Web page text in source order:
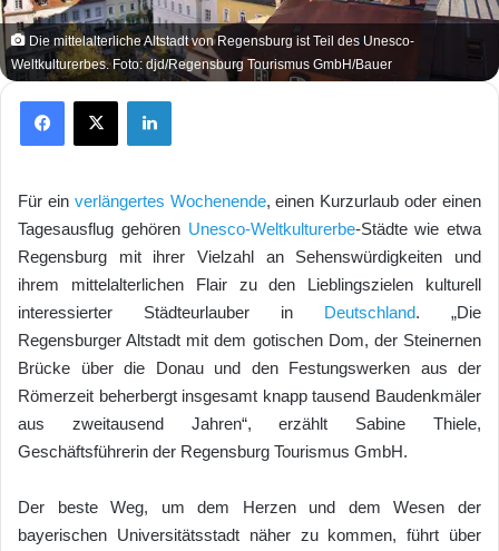
Die mittelalterliche Altstadt von Regensburg ist Teil des Unesco-
Weltkulturerbes. Foto: djd/Regensburg Tourismus GmbH/Bauer
X
Für ein verlängertes Wochenende, einen Kurzurlaub oder einen
Tagesausflug gehören Unesco-Weltkulturerbe-Städte wie etwa
Regensburg mit ihrer Vielzahl an Sehenswürdigkeiten und
ihrem mittelalterlichen Flair zu den Lieblingszielen kulturell
interessierter Städteurlauber in Deutschland. „Die
Regensburger Altstadt mit dem gotischen Dom, der Steinernen
Brücke über die Donau und den Festungswerken aus der
Römerzeit beherbergt insgesamt knapp tausend Baudenkmäler
aus zweitausend Jahren“, erzählt Sabine Thiele,
Geschäftsführerin der Regensburg Tourismus GmbH.
Der beste Weg, um dem Herzen und dem Wesen der
bayerischen Universitätsstadt näher zu kommen, führt über